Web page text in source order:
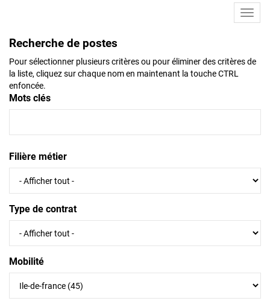
Recherche de postes
Pour sélectionner plusieurs critères ou pour éliminer des critères de
la liste, cliquez sur chaque nom en maintenant la touche CTRL
enfoncée.
Mots clés
Filière métier
Type de contrat
Mobilité